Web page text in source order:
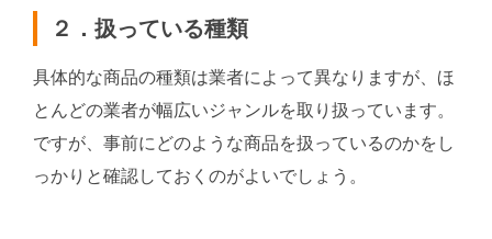
２．扱っている種類
具体的な商品の種類は業者によって異なりますが、ほ
とんどの業者が幅広いジャンルを取り扱っています。
ですが、事前にどのような商品を扱っているのかをし
っかりと確認しておくのがよいでしょう。